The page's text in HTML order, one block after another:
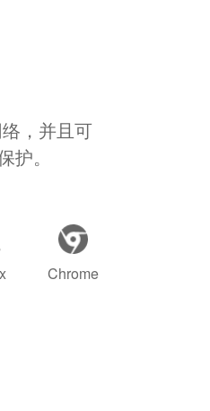
，并且可
。
Chrome